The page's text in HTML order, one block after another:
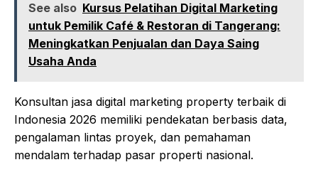
See also Kursus Pelatihan Digital Marketing
untuk Pemilik Café & Restoran di Tangerang:
Meningkatkan Penjualan dan Daya Saing
Usaha Anda
Konsultan jasa digital marketing property terbaik di
Indonesia 2026 memiliki pendekatan berbasis data,
pengalaman lintas proyek, dan pemahaman
mendalam terhadap pasar properti nasional.